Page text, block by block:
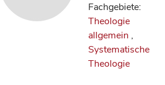
Fachgebiete:
Theologie
allgemein ,
Systematische
Theologie